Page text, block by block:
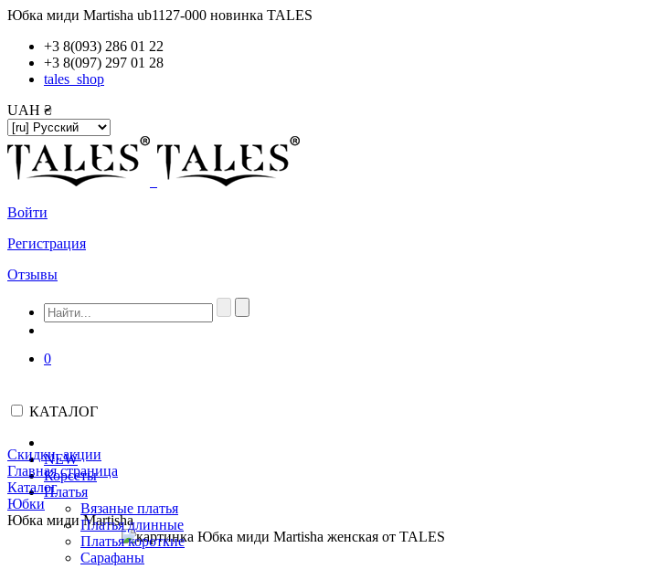
Юбка миди Martisha ub1127-000 новинка TALES
+3 8(093) 286 01 22
+3 8(097) 297 01 28
tales_shop
UAH ₴
Войти
Регистрация
Отзывы
0
КАТАЛОГ
NEW
Корсеты
Платья
Вязаные платья
Платья длинные
Платья короткие
Сарафаны
Скидки, акции
Главная страница
Каталог
Юбки
Юбка миди Martisha